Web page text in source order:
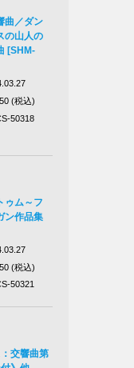
曲／ダン
の山人の
[SHM-
(税込)
50318
ゥム～フ
ン作品集
(税込)
50321
交響曲第